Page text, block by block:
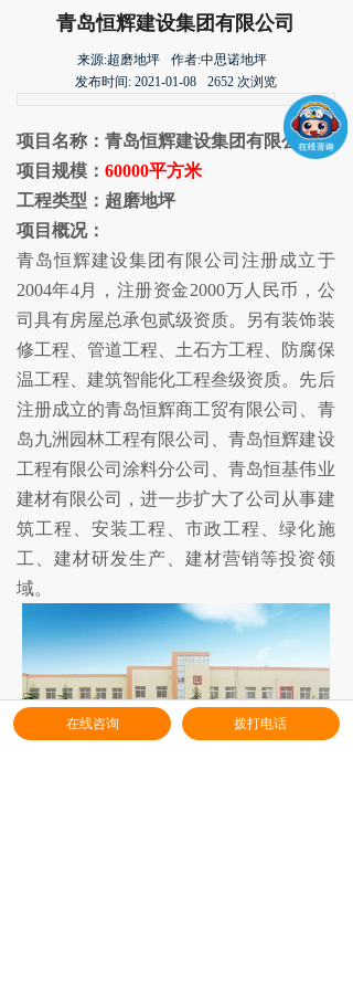
青岛恒辉建设集团有限公司
来源:超磨地坪 作者:中思诺地坪
发布时间: 2021-01-08 2652 次浏览
项目名称：青岛恒辉建设集团有限公司
项目规模： 60000平方米
工程类型：超磨地坪
项目概况：
青岛恒辉建设集团有限公司注册成立于
2004年4月，注册资金2000万人民币，公
司具有房屋总承包贰级资质。另有装饰装
修工程、管道工程、土石方工程、防腐保
温工程、建筑智能化工程叁级资质。先后
注册成立的青岛恒辉商工贸有限公司、青
岛九洲园林工程有限公司、青岛恒辉建设
工程有限公司涂料分公司、青岛恒基伟业
建材有限公司，进一步扩大了公司从事建
筑工程、安装工程、市政工程、绿化施
工、建材研发生产、建材营销等投资领
域。
在线咨询 拨打电话